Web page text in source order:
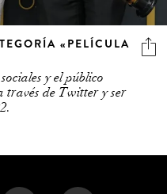
«PELÍCULA
y el público
través de Twitter y ser